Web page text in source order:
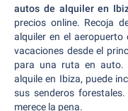
autos de alquiler en
precios online. Recoja
alquiler en el
vacaciones desde el
para una ruta en auto.
alquile en Ibiza, puede
sus senderos
merece la pena.